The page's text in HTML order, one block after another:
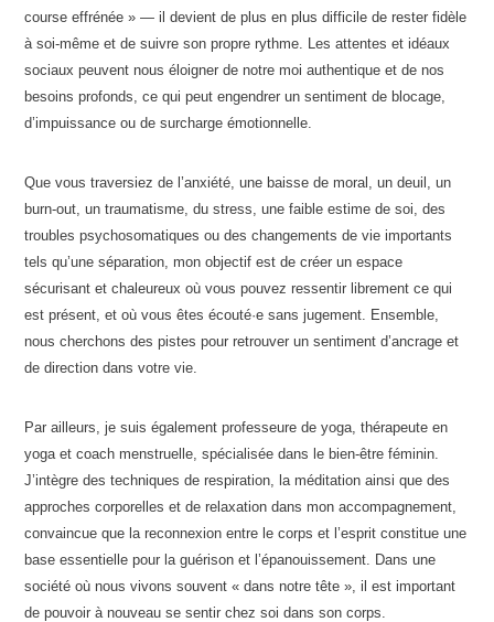
course effrénée » — il devient de plus en plus difficile de rester fidèle
à soi-même et de suivre son propre rythme. Les attentes et idéaux
sociaux peuvent nous éloigner de notre moi authentique et de nos
besoins profonds, ce qui peut engendrer un sentiment de blocage,
d’impuissance ou de surcharge émotionnelle.
Que vous traversiez de l’anxiété, une baisse de moral, un deuil, un
burn-out, un traumatisme, du stress, une faible estime de soi, des
troubles psychosomatiques ou des changements de vie importants
tels qu’une séparation, mon objectif est de créer un espace
sécurisant et chaleureux où vous pouvez ressentir librement ce qui
est présent, et où vous êtes écouté·e sans jugement. Ensemble,
nous cherchons des pistes pour retrouver un sentiment d’ancrage et
de direction dans votre vie.
Par ailleurs, je suis également professeure de yoga, thérapeute en
yoga et coach menstruelle, spécialisée dans le bien-être féminin.
J’intègre des techniques de respiration, la méditation ainsi que des
approches corporelles et de relaxation dans mon accompagnement,
convaincue que la reconnexion entre le corps et l’esprit constitue une
base essentielle pour la guérison et l’épanouissement. Dans une
société où nous vivons souvent « dans notre tête », il est important
de pouvoir à nouveau se sentir chez soi dans son corps.